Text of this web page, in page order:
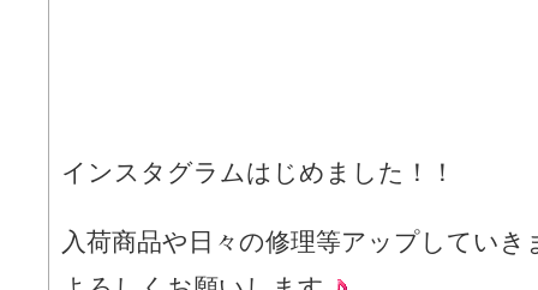
インスタグラムはじめました！！
入荷商品や日々の修理等アップしてい